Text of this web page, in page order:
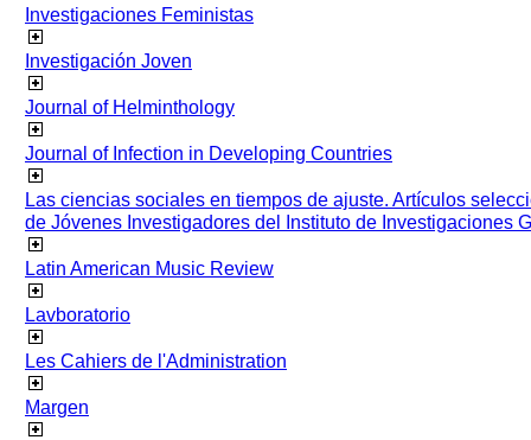
Investigaciones Feministas
Investigación Joven
Journal of Helminthology
Journal of Infection in Developing Countries
Las ciencias sociales en tiempos de ajuste. Artículos
de Jóvenes Investigadores del Instituto de Investigaciones
Latin American Music Review
Lavboratorio
Les Cahiers de l'Administration
Margen